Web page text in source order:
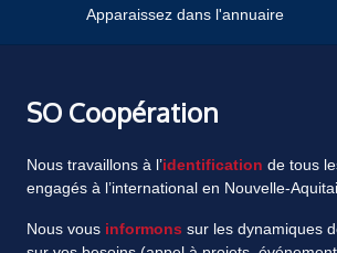
Apparaissez dans l'annuaire
SO Coopération
Nous travaillons à l’identification de tous
engagés à l’international en Nouvelle-
Nous vous informons sur les dynamiques